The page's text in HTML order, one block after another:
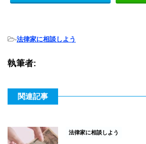
-法律家に相談しよう
執筆者:
関連記事
法律家に相談しよう